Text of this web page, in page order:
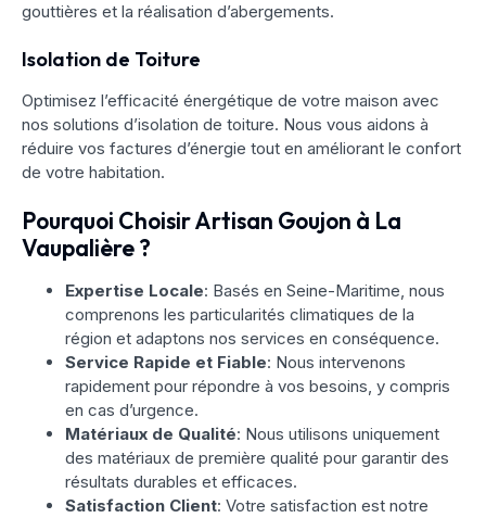
gouttières et la réalisation d’abergements.
Isolation de Toiture
Optimisez l’efficacité énergétique de votre maison avec
nos solutions d’isolation de toiture. Nous vous aidons à
réduire vos factures d’énergie tout en améliorant le confort
de votre habitation.
Pourquoi Choisir Artisan Goujon à La
Vaupalière ?
Expertise Locale: Basés en Seine-Maritime, nous
comprenons les particularités climatiques de la
région et adaptons nos services en conséquence.
Service Rapide et Fiable: Nous intervenons
rapidement pour répondre à vos besoins, y compris
en cas d’urgence.
Matériaux de Qualité: Nous utilisons uniquement
des matériaux de première qualité pour garantir des
résultats durables et efficaces.
Satisfaction Client: Votre satisfaction est notre